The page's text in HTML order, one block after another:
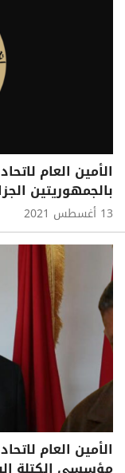
الأمين العام
بالجمهوريتين
13 أغسطس 2021
الأمين العام